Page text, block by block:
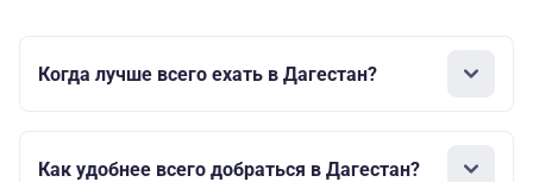
Когда лучше всего ехать в Дагестан?
Как удобнее всего добраться в Дагестан?